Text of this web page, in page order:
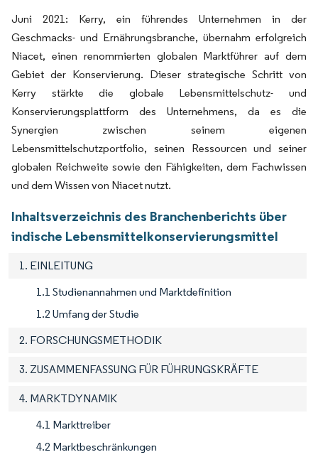
Juni 2021: Kerry, ein führendes Unternehmen in der
Geschmacks- und Ernährungsbranche, übernahm erfolgreich
Niacet, einen renommierten globalen Marktführer auf dem
Gebiet der Konservierung. Dieser strategische Schritt von
Kerry stärkte die globale Lebensmittelschutz- und
Konservierungsplattform des Unternehmens, da es die
Synergien zwischen seinem eigenen
Lebensmittelschutzportfolio, seinen Ressourcen und seiner
globalen Reichweite sowie den Fähigkeiten, dem Fachwissen
und dem Wissen von Niacet nutzt.
Inhaltsverzeichnis des Branchenberichts über
indische Lebensmittelkonservierungsmittel
1. EINLEITUNG
1.1 Studienannahmen und Marktdefinition
1.2 Umfang der Studie
2. FORSCHUNGSMETHODIK
3. ZUSAMMENFASSUNG FÜR FÜHRUNGSKRÄFTE
4. MARKTDYNAMIK
4.1 Markttreiber
4.2 Marktbeschränkungen